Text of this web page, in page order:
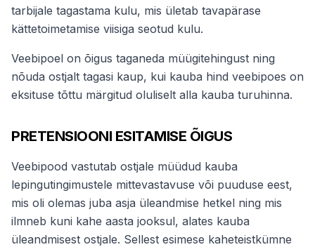
tarbijale tagastama kulu, mis ületab tavapärase
kättetoimetamise viisiga seotud kulu.
Veebipoel on õigus taganeda müügitehingust ning
nõuda ostjalt tagasi kaup, kui kauba hind veebipoes on
eksituse tõttu märgitud oluliselt alla kauba turuhinna.
PRETENSIOONI ESITAMISE ÕIGUS
Veebipood vastutab ostjale müüdud kauba
lepingutingimustele mittevastavuse või puuduse eest,
mis oli olemas juba asja üleandmise hetkel ning mis
ilmneb kuni kahe aasta jooksul, alates kauba
üleandmisest ostjale. Sellest esimese kaheteistkümne